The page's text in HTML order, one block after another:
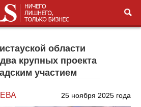
области
крупных проекта
участием
25 ноября 2025 года